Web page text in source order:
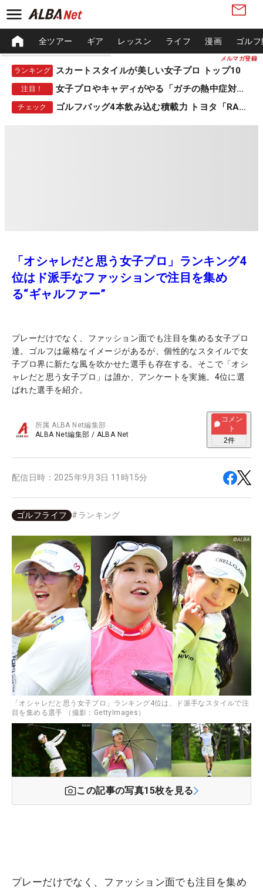
メルマガ登録
全ツアー ギア レッスン ライフ 漫画 ゴル
ランキング スカートスタイルが美しい女子プロ トップ10
注目！ 女子プロやキャディがやる「ガチの熱中症対策」
チェック ゴルフバッグ4本飲み込む積載力 トヨタ「RAV4」
「オシャレだと思う女子プロ」ランキング4
位はド派手なファッションで注目を集め
る“ギャルファー”
プレーだけでなく、ファッション面でも注目を集める女子プロ
達。ゴルフは厳格なイメージがあるが、個性的なスタイルで女
子プロ界に新たな風を吹かせた選手も存在する。そこで「オシ
ャレだと思う女子プロ」は誰か、アンケートを実施。4位に選
ばれた選手を紹介。
所属ALBA Net編集部
ALBA Net編集部 / ALBA Net
コメン
ト
2件
配信日時： 2025年9月3日 11時15分
ゴルフライフ #ランキング
「オシャレだと思う女子プロ」ランキング4位は、ド派手なスタイルで注
目を集める選手 （撮影：GettyImages）
この記事の写真15枚を見る
プレーだけでなく、ファッション面でも注目を集め